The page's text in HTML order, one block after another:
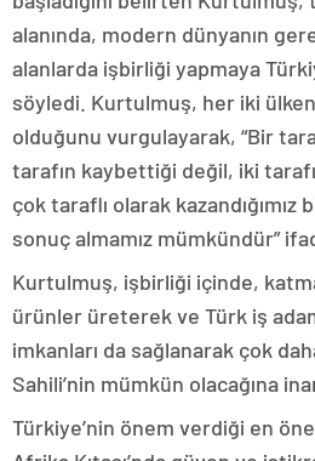
alanında, modern dünyanın
alanlarda işbirliği yapmaya
söyledi. Kurtulmuş, her iki
olduğunu vurgulayarak, “Bir
tarafın kaybettiği değil, iki
çok taraflı olarak kazandığımız
sonuç almamız mümkündür”
Kurtulmuş, işbirliği içinde,
ürünler üreterek ve Türk iş
imkanları da sağlanarak çok
Sahili’nin mümkün olacağına
Türkiye’nin önem verdiği en